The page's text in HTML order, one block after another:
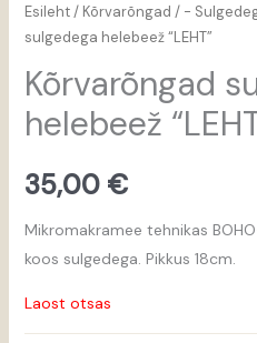
Esileht/ Kõrvarõngad / -
sulgedega helebeež “LEHT”
Kõrvarõngad
helebeež
35,00 €
Mikromakramee tehnikas
koos sulgedega. Pikkus 18cm.
Laost otsas